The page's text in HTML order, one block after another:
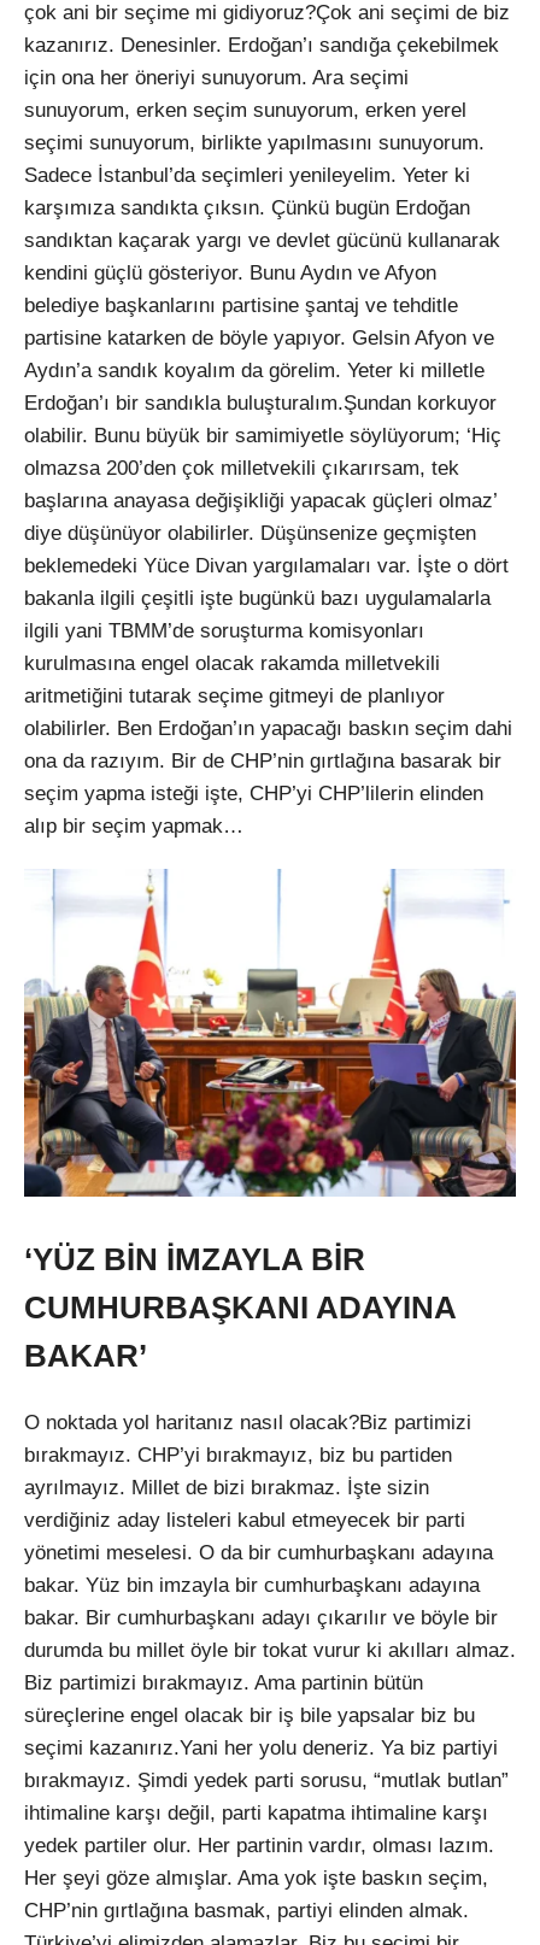
çok ani bir seçime mi gidiyoruz?Çok ani seçimi de biz
kazanırız. Denesinler. Erdoğan’ı sandığa çekebilmek
için ona her öneriyi sunuyorum. Ara seçimi
sunuyorum, erken seçim sunuyorum, erken yerel
seçimi sunuyorum, birlikte yapılmasını sunuyorum.
Sadece İstanbul’da seçimleri yenileyelim. Yeter ki
karşımıza sandıkta çıksın. Çünkü bugün Erdoğan
sandıktan kaçarak yargı ve devlet gücünü kullanarak
kendini güçlü gösteriyor. Bunu Aydın ve Afyon
belediye başkanlarını partisine şantaj ve tehditle
partisine katarken de böyle yapıyor. Gelsin Afyon ve
Aydın’a sandık koyalım da görelim. Yeter ki milletle
Erdoğan’ı bir sandıkla buluşturalım.Şundan korkuyor
olabilir. Bunu büyük bir samimiyetle söylüyorum; ‘Hiç
olmazsa 200’den çok milletvekili çıkarırsam, tek
başlarına anayasa değişikliği yapacak güçleri olmaz’
diye düşünüyor olabilirler. Düşünsenize geçmişten
beklemedeki Yüce Divan yargılamaları var. İşte o dört
bakanla ilgili çeşitli işte bugünkü bazı uygulamalarla
ilgili yani TBMM’de soruşturma komisyonları
kurulmasına engel olacak rakamda milletvekili
aritmetiğini tutarak seçime gitmeyi de planlıyor
olabilirler. Ben Erdoğan’ın yapacağı baskın seçim dahi
ona da razıyım. Bir de CHP’nin gırtlağına basarak bir
seçim yapma isteği işte, CHP’yi CHP’lilerin elinden
alıp bir seçim yapmak…
‘YÜZ BİN İMZAYLA BİR
CUMHURBAŞKANI ADAYINA
BAKAR’
O noktada yol haritanız nasıl olacak?Biz partimizi
bırakmayız. CHP’yi bırakmayız, biz bu partiden
ayrılmayız. Millet de bizi bırakmaz. İşte sizin
verdiğiniz aday listeleri kabul etmeyecek bir parti
yönetimi meselesi. O da bir cumhurbaşkanı adayına
bakar. Yüz bin imzayla bir cumhurbaşkanı adayına
bakar. Bir cumhurbaşkanı adayı çıkarılır ve böyle bir
durumda bu millet öyle bir tokat vurur ki akılları almaz.
Biz partimizi bırakmayız. Ama partinin bütün
süreçlerine engel olacak bir iş bile yapsalar biz bu
seçimi kazanırız.Yani her yolu deneriz. Ya biz partiyi
bırakmayız. Şimdi yedek parti sorusu, “mutlak butlan”
ihtimaline karşı değil, parti kapatma ihtimaline karşı
yedek partiler olur. Her partinin vardır, olması lazım.
Her şeyi göze almışlar. Ama yok işte baskın seçim,
CHP’nin gırtlağına basmak, partiyi elinden almak.